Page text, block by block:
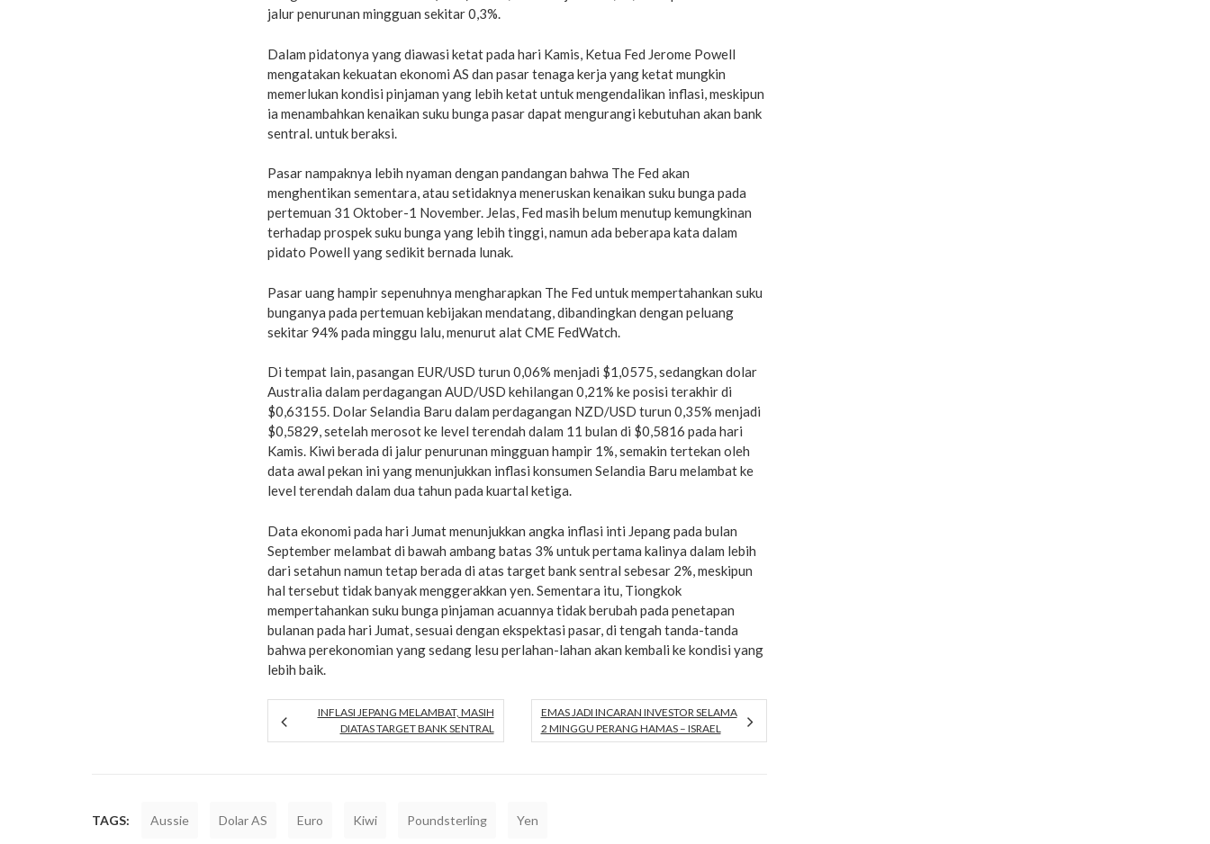
jalur penurunan mingguan sekitar 0,3%.
Dalam pidatonya yang diawasi ketat pada hari Kamis, Ketua Fed Jerome Powell
mengatakan kekuatan ekonomi AS dan pasar tenaga kerja yang ketat mungkin
memerlukan kondisi pinjaman yang lebih ketat untuk mengendalikan inflasi, meskipun
ia menambahkan kenaikan suku bunga pasar dapat mengurangi kebutuhan akan bank
sentral. untuk beraksi.
Pasar nampaknya lebih nyaman dengan pandangan bahwa The Fed akan
menghentikan sementara, atau setidaknya meneruskan kenaikan suku bunga pada
pertemuan 31 Oktober-1 November. Jelas, Fed masih belum menutup kemungkinan
terhadap prospek suku bunga yang lebih tinggi, namun ada beberapa kata dalam
pidato Powell yang sedikit bernada lunak.
Pasar uang hampir sepenuhnya mengharapkan The Fed untuk mempertahankan suku
bunganya pada pertemuan kebijakan mendatang, dibandingkan dengan peluang
sekitar 94% pada minggu lalu, menurut alat CME FedWatch.
Di tempat lain, pasangan EUR/USD turun 0,06% menjadi $1,0575, sedangkan dolar
Australia dalam perdagangan AUD/USD kehilangan 0,21% ke posisi terakhir di
$0,63155. Dolar Selandia Baru dalam perdagangan NZD/USD turun 0,35% menjadi
$0,5829, setelah merosot ke level terendah dalam 11 bulan di $0,5816 pada hari
Kamis. Kiwi berada di jalur penurunan mingguan hampir 1%, semakin tertekan oleh
data awal pekan ini yang menunjukkan inflasi konsumen Selandia Baru melambat ke
level terendah dalam dua tahun pada kuartal ketiga.
Data ekonomi pada hari Jumat menunjukkan angka inflasi inti Jepang pada bulan
September melambat di bawah ambang batas 3% untuk pertama kalinya dalam lebih
dari setahun namun tetap berada di atas target bank sentral sebesar 2%, meskipun
hal tersebut tidak banyak menggerakkan yen. Sementara itu, Tiongkok
mempertahankan suku bunga pinjaman acuannya tidak berubah pada penetapan
bulanan pada hari Jumat, sesuai dengan ekspektasi pasar, di tengah tanda-tanda
bahwa perekonomian yang sedang lesu perlahan-lahan akan kembali ke kondisi yang
lebih baik.
INFLASI JEPANG MELAMBAT, MASIH
DIATAS TARGET BANK SENTRAL
EMAS JADI INCARAN INVESTOR SELAMA
2 MINGGU PERANG HAMAS – ISRAEL
TAGS: Aussie Dolar AS Euro Kiwi Poundsterling Yen